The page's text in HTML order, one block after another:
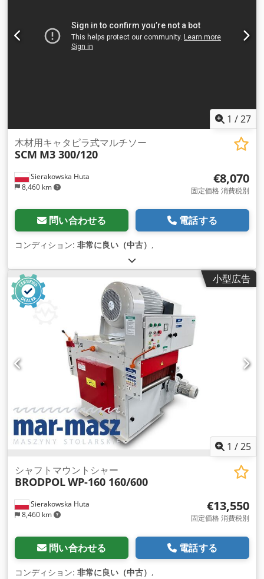
1 /27
Sierakowska Huta
8,460 km
木材用キャタピラ式マルチソー
SCM M3 300/120
€8,070
固定価格 消費税別
問い合わせる 電話する
コンディション: 非常に良い（中古） ,
小型広告
1 /25
Sierakowska Huta
8,460 km
シャフトマウントシャー
BRODPOLWP-160 160/600
€13,550
固定価格 消費税別
問い合わせる 電話する
コンディション: 非常に良い（中古） ,